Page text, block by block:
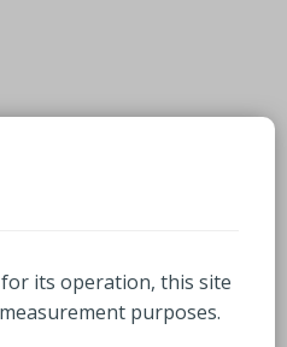
its operation, this site
purposes.